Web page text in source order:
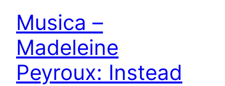
Musica –
Madeleine
Peyroux: Instead